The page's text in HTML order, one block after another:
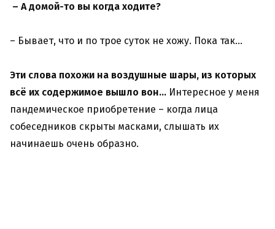
– А домой-то вы когда ходите?
– Бывает, что и по трое суток не хожу. Пока так…
Эти слова похожи на воздушные шары, из которых
всё их содержимое вышло вон… Интересное у меня
пандемическое приобретение – когда лица
собеседников скрыты масками, слышать их
начинаешь очень образно.